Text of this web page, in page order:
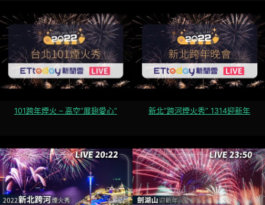
101跨年煙火 – 高空”展翅愛心” 新北”跨河煙火秀” 1314迎新年